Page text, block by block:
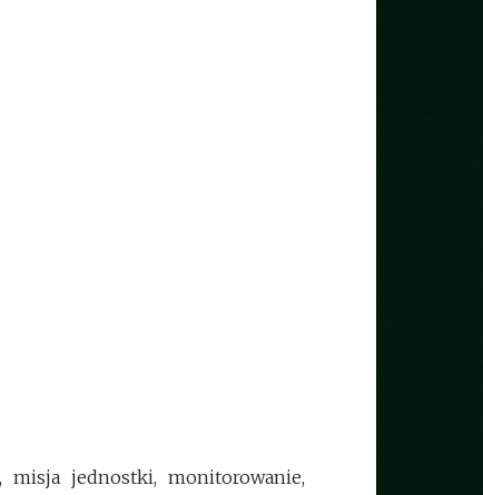
misja jednostki, monitorowanie,